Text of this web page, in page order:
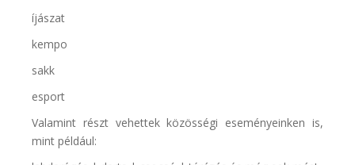
íjászat
kempo
sakk
esport
Valamint részt vehettek közösségi eseményeinken is,
mint például: